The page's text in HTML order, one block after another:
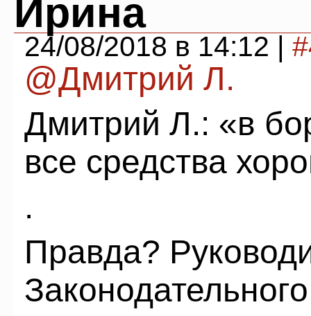
Ирина
24/08/2018 в 14:12 |
@Дмитрий Л.
Дмитрий Л.: «в
все средства
.
Правда?